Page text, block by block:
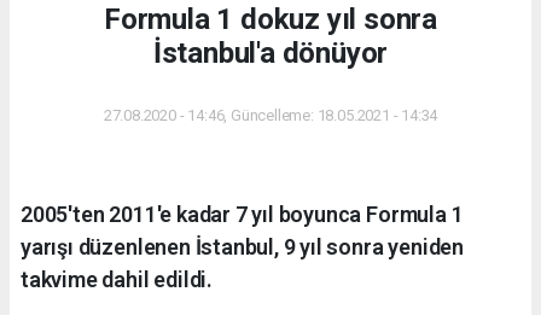
Formula 1 dokuz yıl sonra
İstanbul'a dönüyor
27.08.2020 - 14:46, Güncelleme: 18.05.2021 - 14:34
2005'ten 2011'e kadar 7 yıl boyunca Formula 1
yarışı düzenlenen İstanbul, 9 yıl sonra yeniden
takvime dahil edildi.